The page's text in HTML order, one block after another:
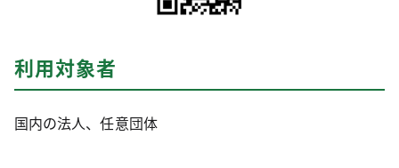
利用対象者
国内の法人、任意団体